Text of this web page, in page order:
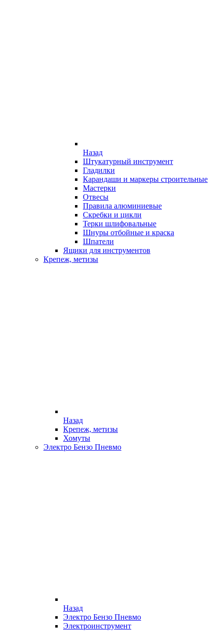
Назад
Штукатурный инструмент
Гладилки
Карандаши и маркеры строительные
Мастерки
Отвесы
Правила алюминиевые
Скребки и цикли
Терки шлифовальные
Шнуры отбойные и краска
Шпатели
Ящики для инструментов
Крепеж, метизы
Назад
Крепеж, метизы
Хомуты
Электро Бензо Пневмо
Назад
Электро Бензо Пневмо
Электроинструмент